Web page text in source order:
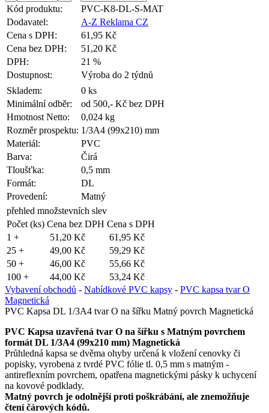
Kód produktu:
PVC-K8-DL-S-MAT
Dodavatel:
A-Z Reklama CZ
Cena s DPH:
61,95 Kč
Cena bez DPH:
51,20 Kč
DPH:
21 %
Dostupnost:
Výroba do 2 týdnů
Skladem:
0 ks
Minimální odběr:
od 500,- Kč bez DPH
Hmotnost Netto:
0,024 kg
Rozměr prospektu: 1/3A4 (99x210) mm
Materiál:
PVC
Barva:
Čirá
Tloušťka:
0,5 mm
Formát:
DL
Provedení:
Matný
přehled množstevních slev
Počet (ks) Cena bez DPH Cena s DPH
1 +
51,20 Kč
61,95 Kč
25 +
49,00 Kč
59,29 Kč
50 +
46,00 Kč
55,66 Kč
100 +
44,00 Kč
53,24 Kč
Vybavení obchodů - Nabídkové PVC kapsy - PVC kapsa tvar O
Magnetická
PVC Kapsa DL 1/3A4 tvar O na šířku Matný povrch Magnetická
PVC Kapsa uzavřená tvar O na šířku s Matným povrchem
formát DL 1/3A4 (99x210 mm) Magnetická
Průhledná kapsa se dvěma ohyby určená k vložení cenovky či
popisky, vyrobena z tvrdé PVC fólie tl. 0,5 mm s matným -
antireflexním povrchem, opatřena magnetickými pásky k uchycení
na kovové podklady.
Matný povrch je odolnější proti poškrábání, ale znemožňuje
čtení čárových kódů.